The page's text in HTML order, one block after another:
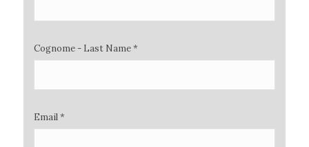
Cognome - Last Name *
Email *